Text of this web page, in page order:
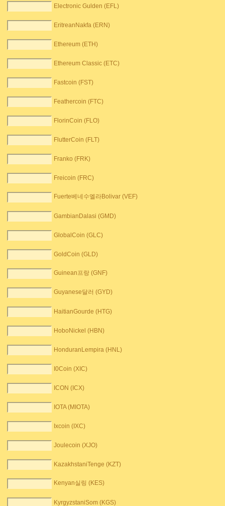
Electronic Gulden (EFL)
EritreanNakfa (ERN)
Ethereum (ETH)
Ethereum Classic (ETC)
Fastcoin (FST)
Feathercoin (FTC)
FlorinCoin (FLO)
FlutterCoin (FLT)
Franko (FRK)
Freicoin (FRC)
Fuerte베네수엘라Bolivar (VEF)
GambianDalasi (GMD)
GlobalCoin (GLC)
GoldCoin (GLD)
Guinean프랑 (GNF)
Guyanese달러 (GYD)
HaitianGourde (HTG)
HoboNickel (HBN)
HonduranLempira (HNL)
I0Coin (XIC)
ICON (ICX)
IOTA (MIOTA)
Ixcoin (IXC)
Joulecoin (XJO)
KazakhstaniTenge (KZT)
Kenyan실링 (KES)
KyrgyzstaniSom (KGS)